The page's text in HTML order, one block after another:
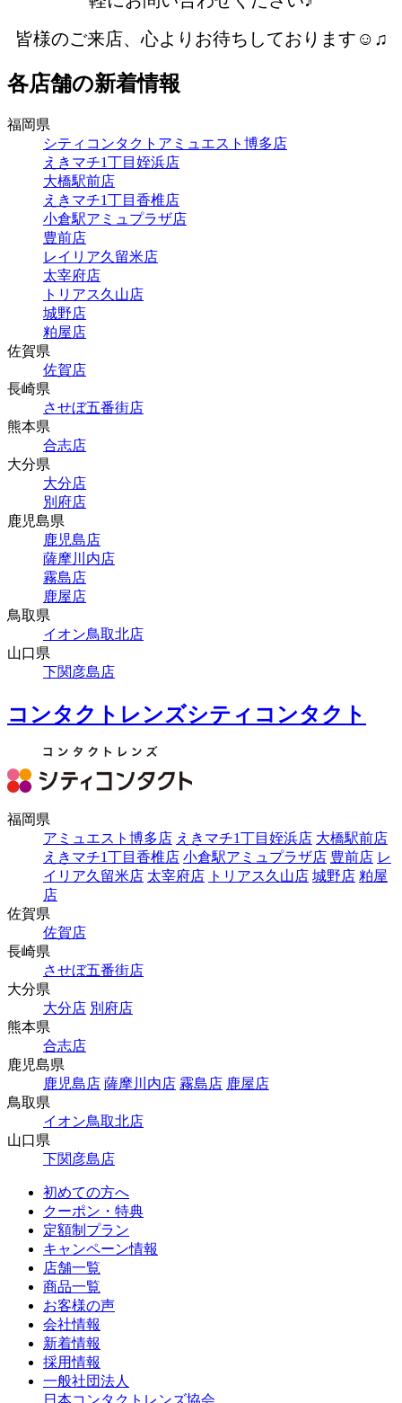
皆様のご来店、心よりお待ちしております☺♫
各店舗の新着情報
福岡県
シティコンタクトアミュエスト博多店
えきマチ1丁目姪浜店
大橋駅前店
えきマチ1丁目香椎店
小倉駅アミュプラザ店
豊前店
レイリア久留米店
太宰府店
トリアス久山店
城野店
粕屋店
佐賀県
佐賀店
長崎県
させぼ五番街店
熊本県
合志店
大分県
大分店
別府店
鹿児島県
鹿児島店
薩摩川内店
霧島店
鹿屋店
鳥取県
イオン鳥取北店
山口県
下関彦島店
コンタクトレンズシティコンタクト
福岡県
アミュエスト博多店 えきマチ1丁目姪浜店 大橋駅前店
えきマチ1丁目香椎店 小倉駅アミュプラザ店 豊前店 レ
イリア久留米店 太宰府店 トリアス久山店 城野店 粕屋
店
佐賀県
佐賀店
長崎県
させぼ五番街店
大分県
大分店 別府店
熊本県
合志店
鹿児島県
鹿児島店 薩摩川内店 霧島店 鹿屋店
鳥取県
イオン鳥取北店
山口県
下関彦島店
初めての方へ
クーポン・特典
定額制プラン
キャンペーン情報
店舗一覧
商品一覧
お客様の声
会社情報
新着情報
採用情報
一般社団法人